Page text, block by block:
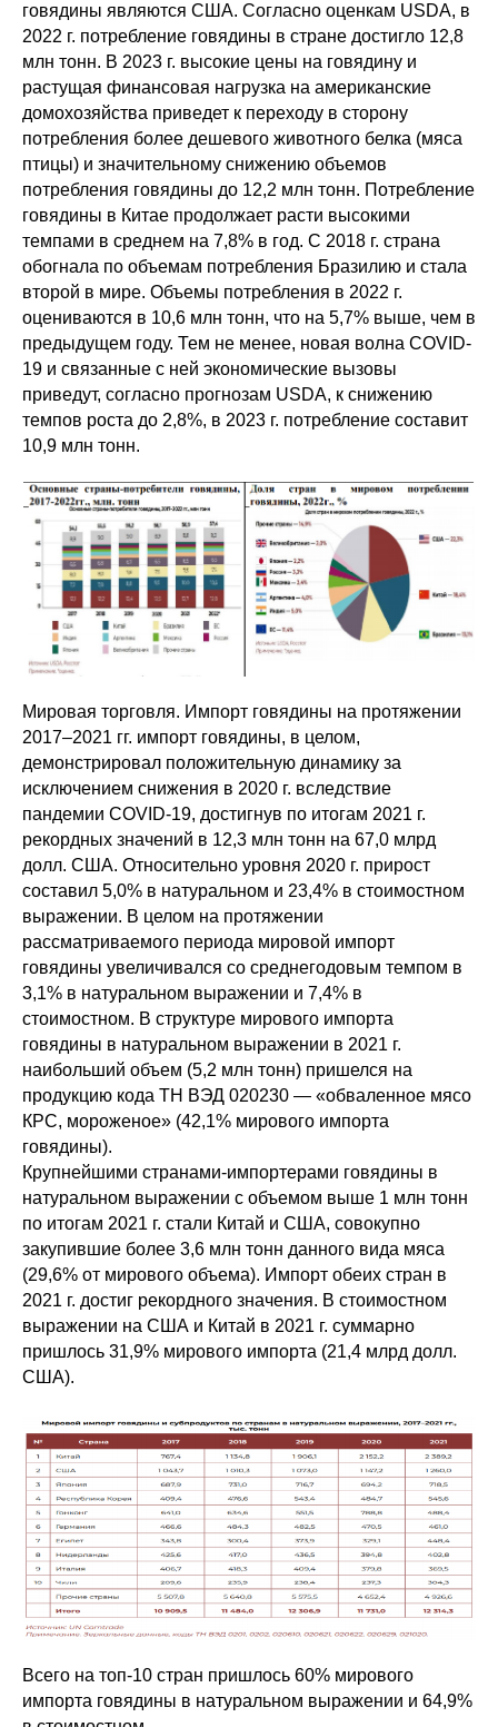
говядины являются США. Согласно оценкам USDA, в
2022 г. потребление говядины в стране достигло 12,8
млн тонн. В 2023 г. высокие цены на говядину и
растущая финансовая нагрузка на американские
домохозяйства приведет к переходу в сторону
потребления более дешевого животного белка (мяса
птицы) и значительному снижению объемов
потребления говядины до 12,2 млн тонн. Потребление
говядины в Китае продолжает расти высокими
темпами в среднем на 7,8% в год. С 2018 г. страна
обогнала по объемам потребления Бразилию и стала
второй в мире. Объемы потребления в 2022 г.
оцениваются в 10,6 млн тонн, что на 5,7% выше, чем в
предыдущем году. Тем не менее, новая волна COVID-
19 и связанные с ней экономические вызовы
приведут, согласно прогнозам USDA, к снижению
темпов роста до 2,8%, в 2023 г. потребление составит
10,9 млн тонн.
Мировая торговля. Импорт говядины на протяжении
2017–2021 гг. импорт говядины, в целом,
демонстрировал положительную динамику за
исключением снижения в 2020 г. вследствие
пандемии COVID-19, достигнув по итогам 2021 г.
рекордных значений в 12,3 млн тонн на 67,0 млрд
долл. США. Относительно уровня 2020 г. прирост
составил 5,0% в натуральном и 23,4% в стоимостном
выражении. В целом на протяжении
рассматриваемого периода мировой импорт
говядины увеличивался со среднегодовым темпом в
3,1% в натуральном выражении и 7,4% в
стоимостном. В структуре мирового импорта
говядины в натуральном выражении в 2021 г.
наибольший объем (5,2 млн тонн) пришелся на
продукцию кода ТН ВЭД 020230 — «обваленное мясо
КРС, мороженое» (42,1% мирового импорта
говядины).
Крупнейшими странами-импортерами говядины в
натуральном выражении с объемом выше 1 млн тонн
по итогам 2021 г. стали Китай и США, совокупно
закупившие более 3,6 млн тонн данного вида мяса
(29,6% от мирового объема). Импорт обеих стран в
2021 г. достиг рекордного значения. В стоимостном
выражении на США и Китай в 2021 г. суммарно
пришлось 31,9% мирового импорта (21,4 млрд долл.
США).
Всего на топ-10 стран пришлось 60% мирового
импорта говядины в натуральном выражении и 64,9%